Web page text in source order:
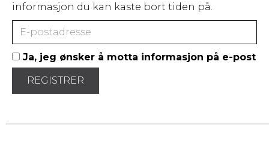
informasjon du kan kaste bort tiden på.
Ja, jeg ønsker å motta informasjon på e-post